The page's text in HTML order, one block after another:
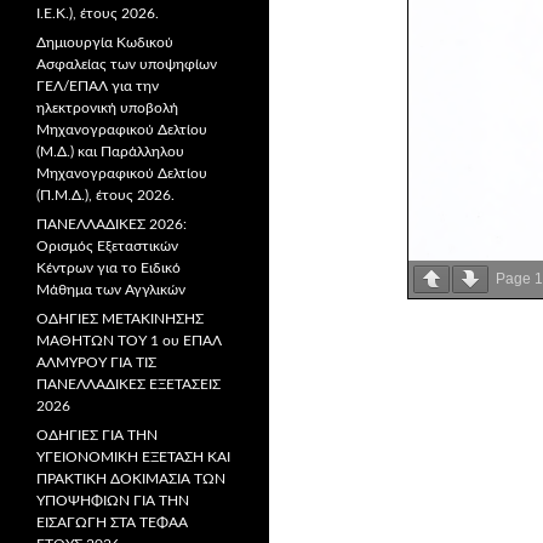
Page 1
Ι.Ε.Κ.), έτους 2026.
Δημιουργία Κωδικού
Ασφαλείας των υποψηφίων
ΓΕΛ/ΕΠΑΛ για την
ηλεκτρονική υποβολή
Μηχανογραφικού Δελτίου
(Μ.Δ.) και Παράλληλου
Μηχανογραφικού Δελτίου
(Π.Μ.Δ.), έτους 2026.
ΠΑΝΕΛΛΑΔΙΚΕΣ 2026:
Ορισμός Εξεταστικών
Κέντρων για το Ειδικό
Μάθημα των Αγγλικών
ΟΔΗΓΙΕΣ ΜΕΤΑΚΙΝΗΣΗΣ
ΜΑΘΗΤΩΝ ΤΟΥ 1 ου ΕΠΑΛ
ΑΛΜΥΡΟΥ ΓΙΑ ΤΙΣ
ΠΑΝΕΛΛΑΔΙΚΕΣ ΕΞΕΤΑΣΕΙΣ
2026
ΟΔΗΓΙΕΣ ΓΙΑ ΤΗΝ
ΥΓΕΙΟΝΟΜΙΚΗ ΕΞΕΤΑΣΗ ΚΑΙ
ΠΡΑΚΤΙΚΗ ΔΟΚΙΜΑΣΙΑ ΤΩΝ
ΥΠΟΨΗΦΙΩΝ ΓΙΑ ΤΗΝ
ΕΙΣΑΓΩΓΗ ΣΤΑ ΤΕΦΑΑ